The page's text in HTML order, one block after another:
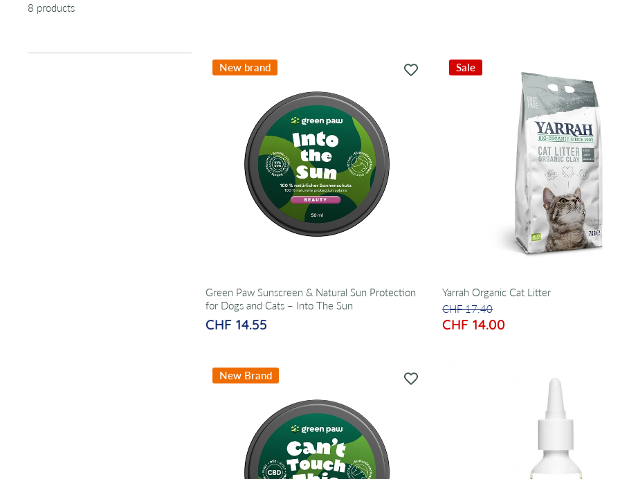
8 products
New brand
Green Paw Sunscreen & Natural Sun Protection
for Dogs and Cats – Into The Sun
CHF 14.55
Sale
Yarrah Organic Cat Litter
CHF 17.40
CHF 14.00
New Brand